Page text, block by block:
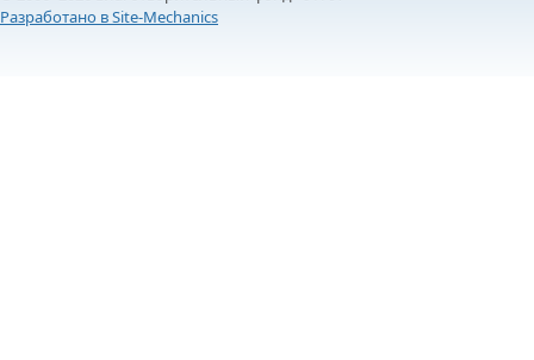
Разработано в Site-Mechanics